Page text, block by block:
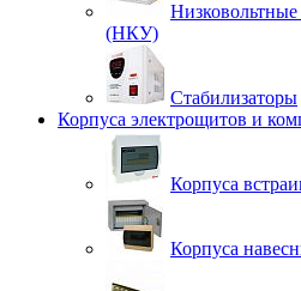
Низковольтные
(НКУ)
Стабилизаторы
Корпуса электрощитов и
Корпуса
Корпуса